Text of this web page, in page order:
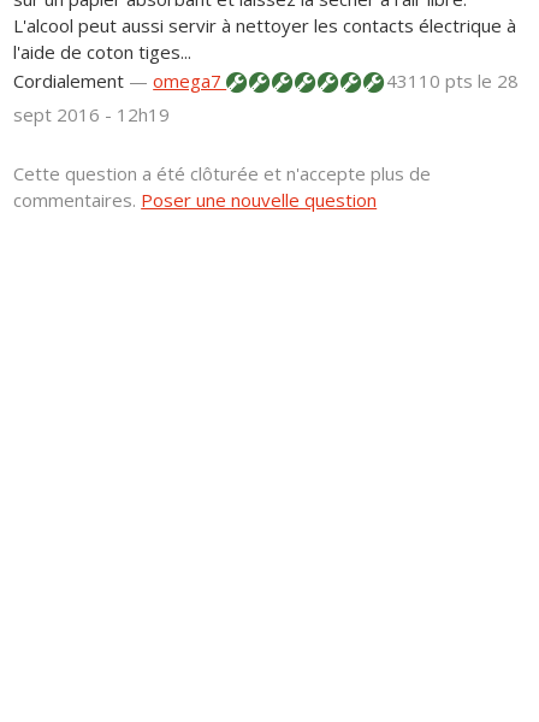
L'alcool peut aussi servir à nettoyer les contacts électrique à
l'aide de coton tiges...
Cordialement —omega7 43110 ptsle 28
sept 2016 - 12h19
Cette question a été clôturée et n'accepte plus de
commentaires. Poser une nouvelle question